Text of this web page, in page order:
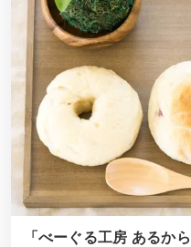
「べーぐる工房 あるか